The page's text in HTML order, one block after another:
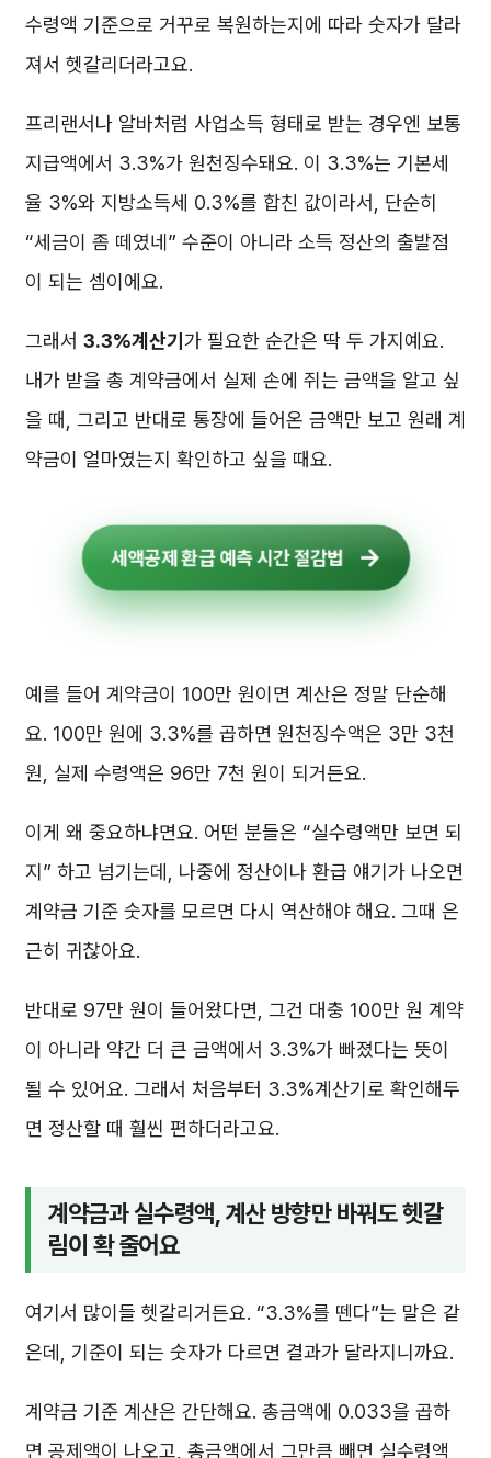
수령액 기준으로 거꾸로 복원하는지에 따라 숫자가 달라
져서 헷갈리더라고요.
프리랜서나 알바처럼 사업소득 형태로 받는 경우엔 보통
지급액에서 3.3%가 원천징수돼요. 이 3.3%는 기본세
율 3%와 지방소득세 0.3%를 합친 값이라서, 단순히
“세금이 좀 떼였네” 수준이 아니라 소득 정산의 출발점
이 되는 셈이에요.
그래서 3.3%계산기 가 필요한 순간은 딱 두 가지예요.
내가 받을 총 계약금에서 실제 손에 쥐는 금액을 알고 싶
을 때, 그리고 반대로 통장에 들어온 금액만 보고 원래 계
약금이 얼마였는지 확인하고 싶을 때요.
세액공제 환급 예측 시간 절감법
예를 들어 계약금이 100만 원이면 계산은 정말 단순해
요. 100만 원에 3.3%를 곱하면 원천징수액은 3만 3천
원, 실제 수령액은 96만 7천 원이 되거든요.
이게 왜 중요하냐면요. 어떤 분들은 “실수령액만 보면 되
지” 하고 넘기는데, 나중에 정산이나 환급 얘기가 나오면
계약금 기준 숫자를 모르면 다시 역산해야 해요. 그때 은
근히 귀찮아요.
반대로 97만 원이 들어왔다면, 그건 대충 100만 원 계약
이 아니라 약간 더 큰 금액에서 3.3%가 빠졌다는 뜻이
될 수 있어요. 그래서 처음부터 3.3%계산기로 확인해두
면 정산할 때 훨씬 편하더라고요.
계약금과 실수령액, 계산 방향만 바꿔도 헷갈
림이 확 줄어요
여기서 많이들 헷갈리거든요. “3.3%를 뗀다”는 말은 같
은데, 기준이 되는 숫자가 다르면 결과가 달라지니까요.
계약금 기준 계산은 간단해요. 총금액에 0.033을 곱하
면 공제액이 나오고, 총금액에서 그만큼 빼면 실수령액